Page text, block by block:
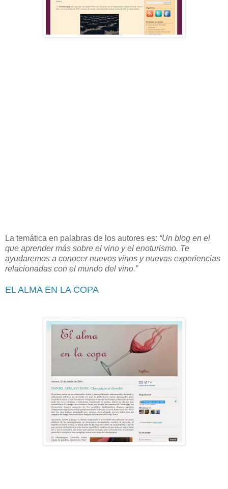
La temática en palabras de los autores es: “Un blog en el
que aprender más sobre el vino y el enoturismo. Te
ayudaremos a conocer nuevos vinos y nuevas experiencias
relacionadas con el mundo del vino.”
EL ALMA EN LA COPA